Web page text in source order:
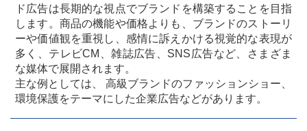
ド広告は長期的な視点でブランドを構築することを目指
します。商品の機能や価格よりも、ブランドのストーリ
ーや価値観を重視し、感情に訴えかける視覚的な表現が
多く、テレビCM、雑誌広告、SNS広告など、さまざま
な媒体で展開されます。
主な例としては、 高級ブランドのファッションショー、
環境保護をテーマにした企業広告などがあります。